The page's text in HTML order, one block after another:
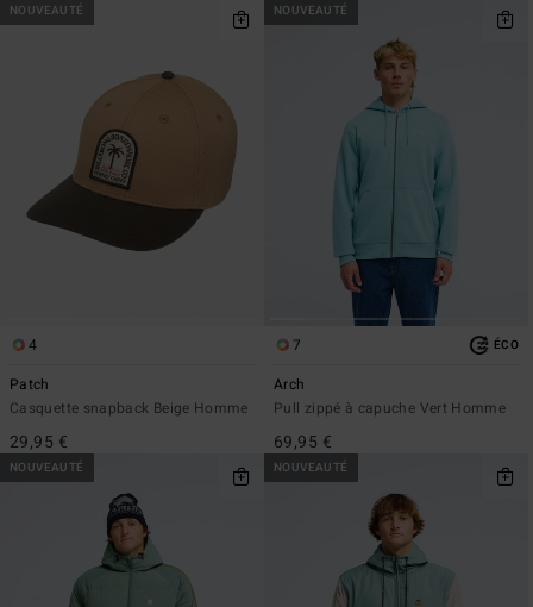
NOUVEAUTÉ
4
Patch
Casquette snapback Beige Homme
29,95 €
NOUVEAUTÉ
7 ÉCO
Arch
Pull zippé à capuche Vert Homme
69,95 €
NOUVEAUTÉ NOUVEAUTÉ